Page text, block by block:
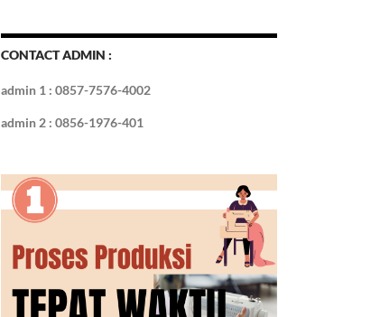
CONTACT ADMIN :
admin 1 : 0857-7576-4002
admin 2 : 0856-1976-401